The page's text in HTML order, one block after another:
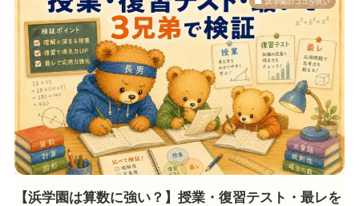
【浜学園は算数に強い？】授業・復習テスト・最レを